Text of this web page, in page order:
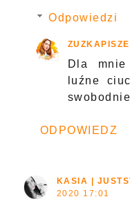
Odpowiedzi
Dla
luźne
ODPOWIEDZ
KASIA |
2020 17:01